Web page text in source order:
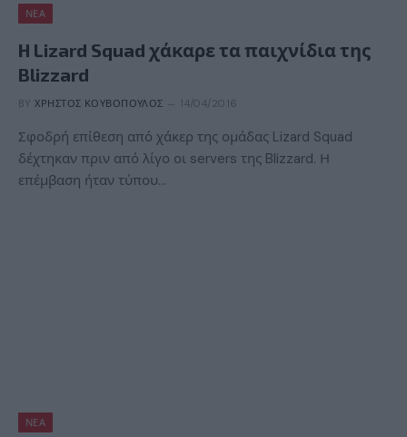
ΝΈΑ
H Lizard Squad χάκαρε τα παιχνίδια της
Blizzard
BY ΧΡΉΣΤΟΣ ΚΟΥΒΌΠΟΥΛΟΣ 14/04/2016
Σφοδρή επίθεση από χάκερ της ομάδας Lizard Squad
δέχτηκαν πριν από λίγο οι servers της Blizzard. Η
επέμβαση ήταν τύπου…
ΝΈΑ